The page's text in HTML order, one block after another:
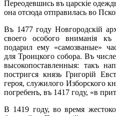
Переодевшись въ царскiе
она отсюда отправилась во
Въ 1477 году Новгородскiй
своего особого вниманiя
подарил ему «самозваные»
для Троицкого собора. Въ
высокопоставленныя: такъ
постригся князь Григорiй
героя, служилого Изборского
погребенъ, въ 1417 году, «в
В 1419 году, во время